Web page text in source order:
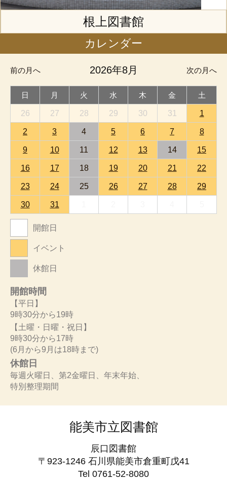
根上図書館
カレンダー
前の月へ 2026年8月 次の月へ
日 月 火 水 木 金 土
26 27 28 29 30 31 1
2 3 4 5 6 7 8
9 10 11 12 13 14 15
16 17 18 19 20 21 22
23 24 25 26 27 28 29
30 31
開館日
イベント
休館日
開館時間
【平日】
9時30分から19時
【土曜・日曜・祝日】
9時30分から17時
(6月から9月は18時まで)
休館日
毎週火曜日、第2金曜日、年末年始、
特別整理期間
能美市立図書館
辰口図書館
〒923-1246 石川県能美市倉重町戊41
Tel 0761-52-8080